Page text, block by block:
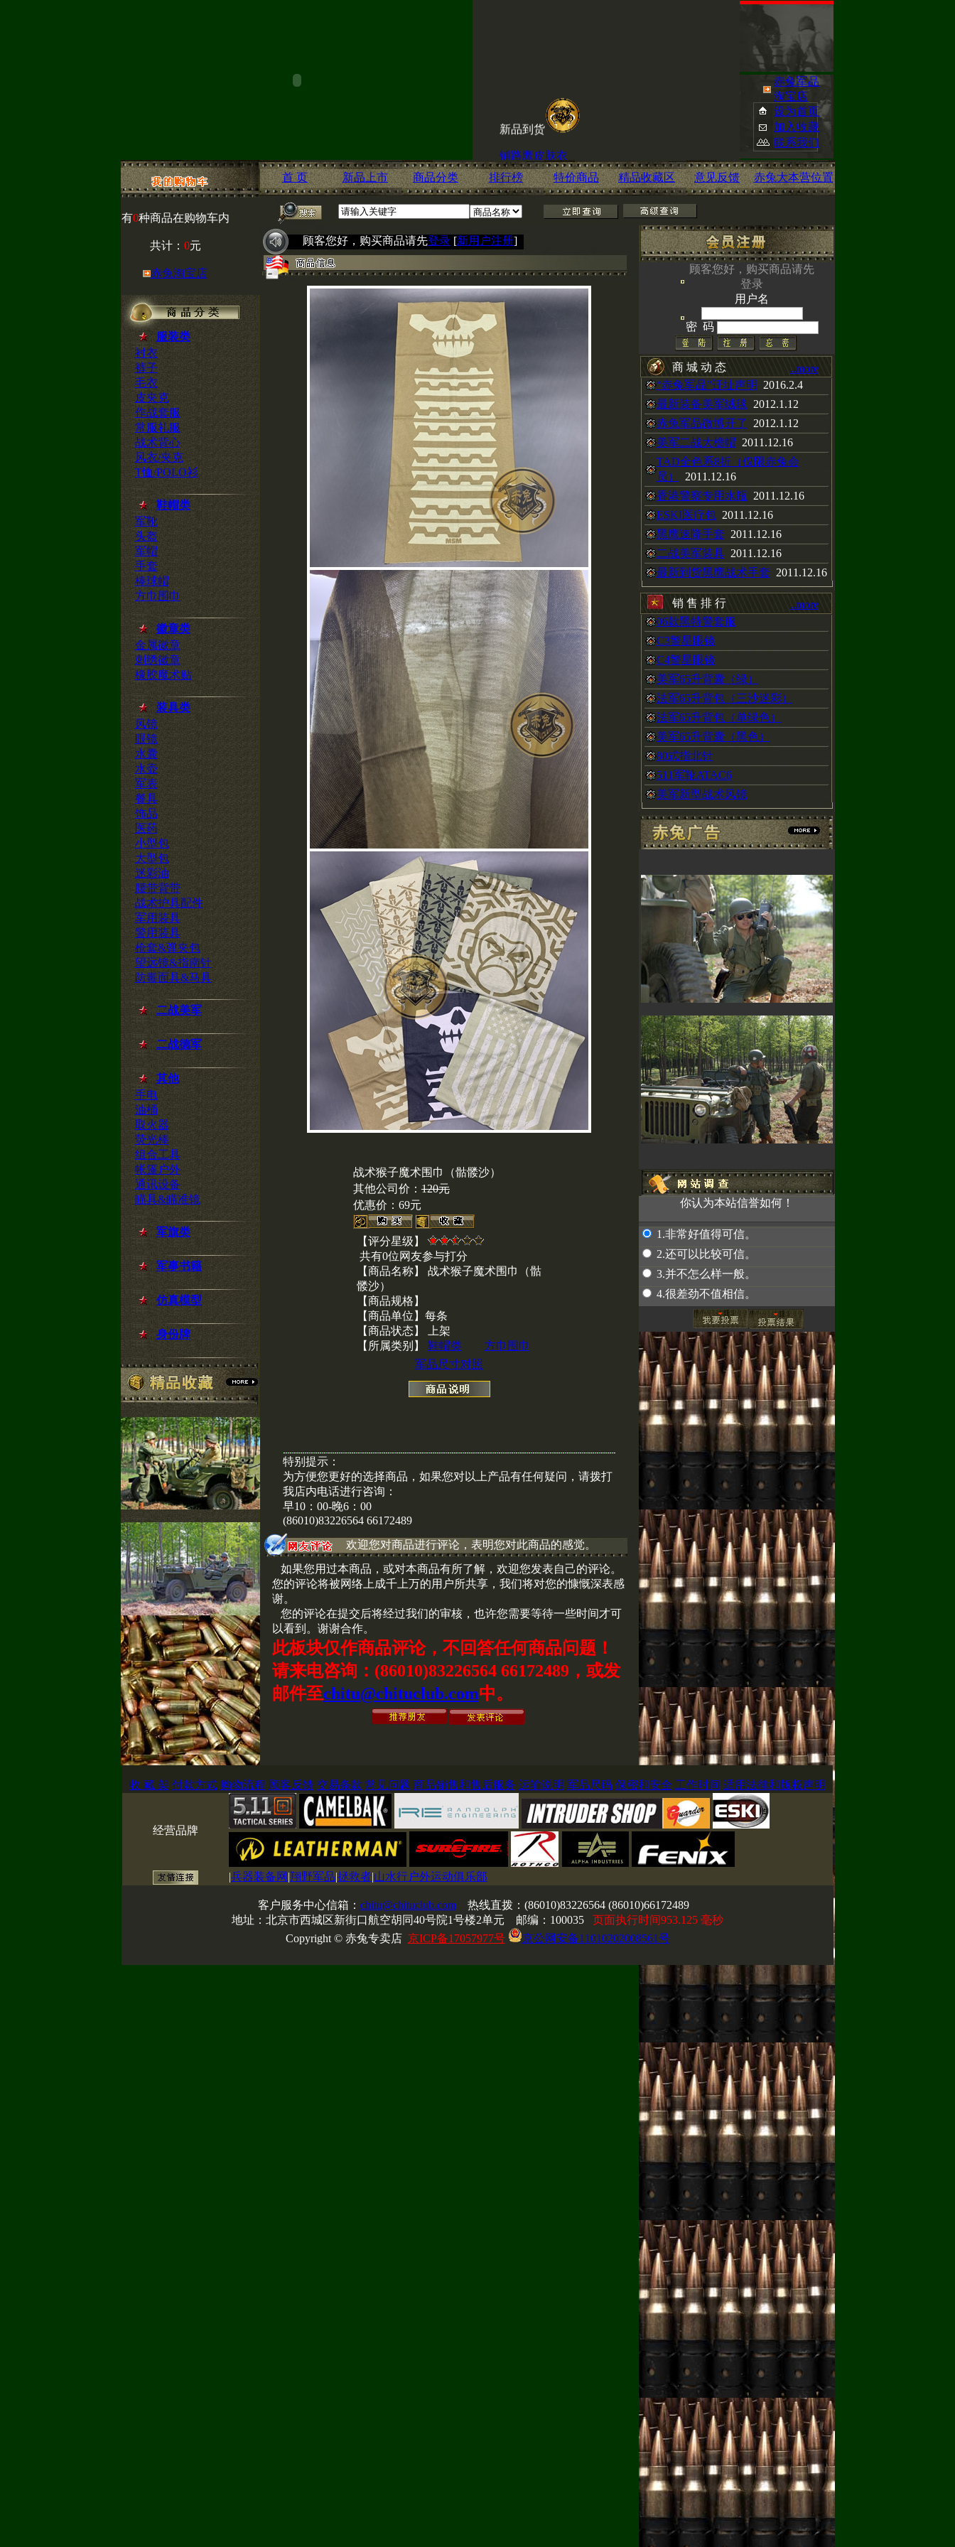
铺路鹰城市速干裤
ESKI内腰带
喜讯！赤兔淘宝店现已经开启您可点
击
http://shop60666600.taobao.com/
现赤兔新到瑞士原产TACTICAL手表，H3
发光材料，保证质量，您可以在赤兔动态
商城进行查看和选购
赤兔新到各种图案POLO衫，黑色沙色两种
可供选择
MAGNUM（马格南）特警靴
欢迎各级军友光临选购
最新到货!
美国黑鹰干探衬衣
美jun M1943作战裤
赤兔郑重声明
批发商请拨打我们的电话(86010)66172489
核实后，再汇款到我部。谢谢大家的支
持！
赤兔专卖
邮局汇款时请不要使用密码！因为使用密
码会给货款的提取造成延时，使我们无法
按时发货,如果您使用银行汇款，请先联系
刘小姐后再汇款(86010)66172489
赤兔专卖
赤兔军品
淘宝店
设为首页
加入收藏
联系我们
有0种商品在购物车内
共计： 0元
赤兔淘宝店
服装类
衬衣
裤子
毛衣
皮夹克
作战套服
常服礼服
战术背心
风衣/夹克
T恤/POLO衫
鞋帽类
军靴
头盔
军帽
手套
棒球帽
方巾围巾
徽章类
金属徽章
刺绣徽章
橡胶魔术贴
装具类
风镜
眼镜
水囊
水壶
军表
餐具
饰品
医药
小型包
大型包
迷彩油
腰带背带
战术护具配件
军用装具
警用装具
枪套&弹夹包
望远镜&指南针
防毒面具&马具
二战美军
二战德军
其他
手电
油桶
取火器
荧光棒
组合工具
帐篷户外
通讯设备
瞄具&瞄准镜
军旗类
军事书籍
仿真模型
身份牌
首 页 新品上市 商品分类 排行榜 特价商品 精品收藏区 意见反馈 赤兔大本营位置
顾客您好，购买商品请先登录[新用户注册]
战术猴子魔术围巾（骷髅沙）
其他公司价： 120元
优惠价： 69元
【评分星级】
共有0位网友参与打分
【商品名称】 战术猴子魔术围巾（骷
髅沙）
【商品规格】
【商品单位】每条
【商品状态】 上架
【所属类别】 鞋帽类
方巾围巾
军品尺寸对照
特别提示：
为方便您更好的选择商品，如果您对以上产品有任何疑问，请拨打
我店内电话进行咨询：
早10：00-晚6：00
(86010)83226564 66172489
欢迎您对商品进行评论，表明您对此商品的感觉。
如果您用过本商品，或对本商品有所了解，欢迎您发表自己的评论。
您的评论将被网络上成千上万的用户所共享，我们将对您的慷慨深表感
谢。
您的评论在提交后将经过我们的审核，也许您需要等待一些时间才可
以看到。谢谢合作。
此板块仅作商品评论，不回答任何商品问题！
请来电咨询：(86010)83226564 66172489，或发
邮件至chitu@chituclub.com中。
顾客您好，购买商品请先
登录
用户名
密 码
商 城 动 态
..more
“赤兔军品”迁址声明 2016.2.4
最新装备美军绒毯 2012.1.12
赤兔军品微博开了 2012.1.12
美军二战大檐帽2011.12.16
TAD全色系8折（仅限赤兔会
员）
2011.12.16
香港警察专用水瓶 2011.12.16
ESKI医疗包2011.12.16
黑鹰速降手套 2011.12.16
二战美军装具2011.12.16
最新到货黑鹰战术手套 2011.12.16
销 售 排 行
..more
06款黑特警套服
C3警星眼镜
C4警星眼镜
美军65升背囊（绿）
法军65升背包（三沙迷彩）
法军65升背包（单绿色）
美军65升背囊（黑色）
80式指北针
511军靴ATAC6
美军新型战术风镜
你认为本站信誉如何！
1.非常好值得可信。
2.还可以比较可信。
3.并不怎么样一般。
4.很差劲不值相信。
收 藏 架 付款方式 购物流程 顾客反馈 交易条款 常见问题 商品销售和售后服务 运输说明 军品尺码 保密和安全 工作时间 适用法律和版权声明
经营品牌
|兵器装备网 |翔野军品|拯救者|山水行户外运动俱乐部
客户服务中心信箱： chitu@chituclub.com热线直拨：(86010)83226564 (86010)66172489
地址：北京市西城区新街口航空胡同40号院1号楼2单元 邮编：100035 页面执行时间953.125 毫秒
Copyright © 赤兔专卖店 京ICP备17057977号 京公网安备11010202008561号